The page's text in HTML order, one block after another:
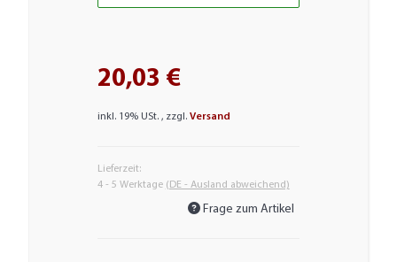
20,03 €
inkl. 19% USt. , zzgl. Versand
Lieferzeit:
4 - 5 Werktage (DE - Ausland abweichend)
Frage zum Artikel